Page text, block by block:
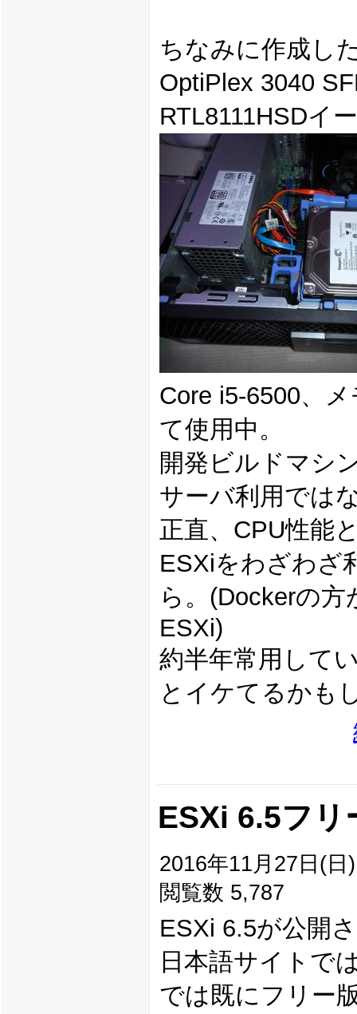
ちなみに作成し
OptiPlex 3040
RTL8111HSDイ
Core i5-6500、
て使用中。
開発ビルドマシ
サーバ利用では
正直、CPU性能
ESXiをわざわざ
ら。(Dockerの
ESXi)
約半年常用して
とイケてるかも
ESXi 6.5フリ
2016年11月27日(日
閲覧数 5,787
ESXi 6.5が公開
日本語サイトで
では既にフリー